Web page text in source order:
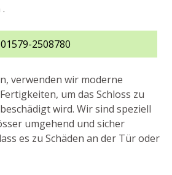
01579-2508780
verwenden wir moderne
um das Schloss zu
wird. Wir sind speziell
umgehend und sicher
es zu Schäden an der Tür oder